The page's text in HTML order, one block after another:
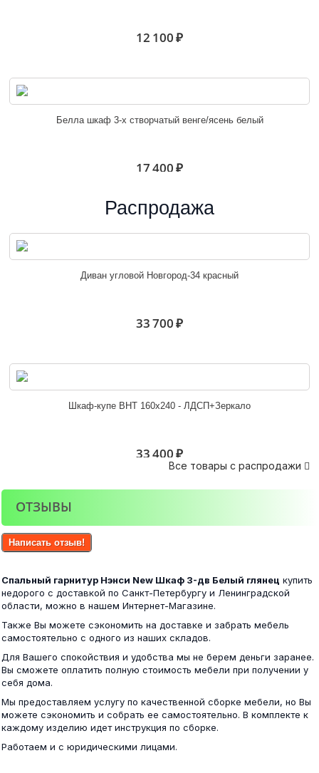
12 100 ₽
Белла шкаф 3-х створчатый венге/ясень белый
17 400 ₽
Фиеста шкаф 3-х створчатый венге/лоредо
Фиеста шкаф 4-х створчатый венге/лоредо
Распродажа
Диван угловой Новгород-34 красный
33 700 ₽
Шкаф-купе ВНТ 160х240 - ЛДСП+Зеркало
33 400 ₽
Bergen НМ 011.60-01 Х Полка Белый
1 200 ₽
Шкаф 2-х ств.с перегородкой венге/лоредо
10 100 ₽
Все товары с распродажи 
ОТЗЫВЫ
Написать отзыв!
Спальный гарнитур Нэнси New Шкаф 3-дв Белый глянец купить
недорого с доставкой по Санкт-Петербургу и Ленинградской
области, можно в нашем Интернет-Магазине.
Также Вы можете сэкономить на доставке и забрать мебель
самостоятельно с одного из наших складов.
Для Вашего спокойствия и удобства мы не берем деньги заранее.
Вы сможете оплатить полную стоимость мебели при получении у
себя дома.
Мы предоставляем услугу по качественной сборке мебели, но Вы
можете сэкономить и собрать ее самостоятельно. В комплекте к
каждому изделию идет инструкция по сборке.
Работаем и с юридическими лицами.